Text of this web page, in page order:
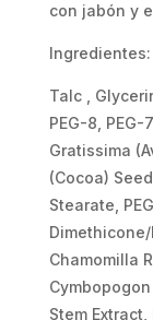
con jabón y
Ingredientes:
Talc ,
PEG-8,
Gratissima
(Cocoa)
Stearate,
Dimethicone/
Chamomilla
Stem